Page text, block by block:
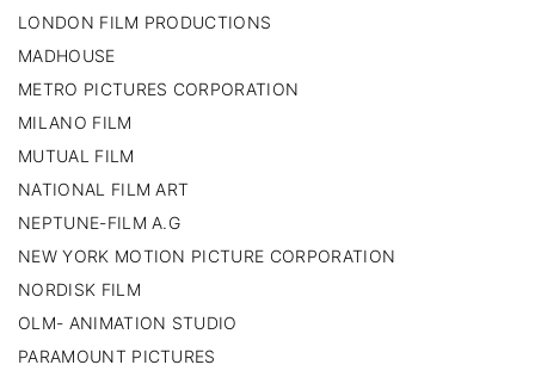
LONDON FILM PRODUCTIONS
MADHOUSE
METRO PICTURES CORPORATION
MILANO FILM
MUTUAL FILM
NATIONAL FILM ART
NEPTUNE-FILM A.G
NEW YORK MOTION PICTURE CORPORATION
NORDISK FILM
OLM- ANIMATION STUDIO
PARAMOUNT PICTURES